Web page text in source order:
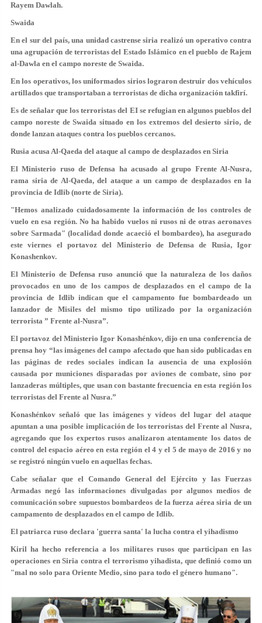
Rayem Dawlah.
Swaida
En el sur del país, una unidad castrense siria realizó un operativo contra
una agrupación de terroristas del Estado Islámico en el pueblo de Rajem
al-Dawla en el campo noreste de Swaida.
En los operativos, los uniformados sirios lograron destruir dos vehículos
artillados que transportaban a terroristas de dicha organización takfirí.
Es de señalar que los terroristas del EI se refugian en algunos pueblos del
campo noreste de Swaida situado en los extremos del desierto sirio, de
donde lanzan ataques contra los pueblos cercanos.
Rusia acusa Al-Qaeda del ataque al campo de desplazados en Siria
El Ministerio ruso de Defensa ha acusado al grupo Frente Al-Nusra,
rama siria de Al-Qaeda, del ataque a un campo de desplazados en la
provincia de Idlib (norte de Siria).
"Hemos analizado cuidadosamente la información de los controles de
vuelo en esa región. No ha habido vuelos ni rusos ni de otras aeronaves
sobre Sarmada" (localidad donde acaeció el bombardeo), ha asegurado
este viernes el portavoz del Ministerio de Defensa de Rusia, Igor
Konashenkov.
El Ministerio de Defensa ruso anunció que la naturaleza de los daños
provocados en uno de los campos de desplazados en el campo de la
provincia de Idlib indican que el campamento fue bombardeado un
lanzador de Misiles del mismo tipo utilizado por la organización
terrorista ” Frente al-Nusra”.
El portavoz del Ministerio Igor Konashénkov, dijo en una conferencia de
prensa hoy “las imágenes del campo afectado que han sido publicadas en
las páginas de redes sociales indican la ausencia de una explosión
causada por municiones disparadas por aviones de combate, sino por
lanzaderas múltiples, que usan con bastante frecuencia en esta región los
terroristas del Frente al Nusra.”
Konashénkov señaló que las imágenes y vídeos del lugar del ataque
apuntan a una posible implicación de los terroristas del Frente al Nusra,
agregando que los expertos rusos analizaron atentamente los datos de
control del espacio aéreo en esta región el 4 y el 5 de mayo de 2016 y no
se registró ningún vuelo en aquellas fechas.
Cabe señalar que el Comando General del Ejército y las Fuerzas
Armadas negó las informaciones divulgadas por algunos medios de
comunicación sobre supuestos bombardeos de la fuerza aérea siria de un
campamento de desplazados en el campo de Idlib.
El patriarca ruso declara 'guerra santa' la lucha contra el yihadismo
Kiril ha hecho referencia a los militares rusos que participan en las
operaciones en Siria contra el terrorismo yihadista, que definió como un
"mal no solo para Oriente Medio, sino para todo el género humano".